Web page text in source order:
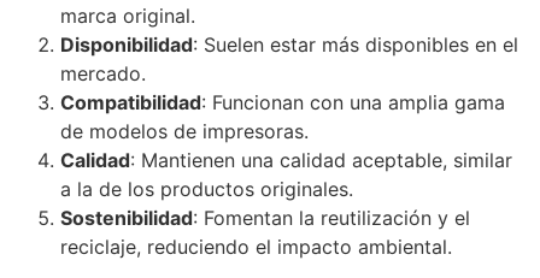
marca original.
Disponibilidad: Suelen estar más disponibles en el
mercado.
Compatibilidad: Funcionan con una amplia gama
de modelos de impresoras.
Calidad: Mantienen una calidad aceptable, similar
a la de los productos originales.
Sostenibilidad: Fomentan la reutilización y el
reciclaje, reduciendo el impacto ambiental.